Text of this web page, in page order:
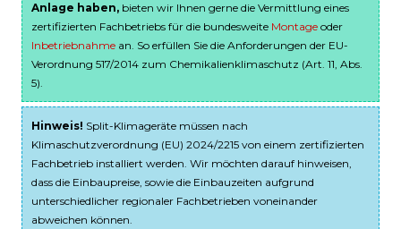
Anlage haben, bieten wir Ihnen gerne die Vermittlung eines
zertifizierten Fachbetriebs für die bundesweite Montage oder
Inbetriebnahme an. So erfüllen Sie die Anforderungen der EU-
Verordnung 517/2014 zum Chemikalienklimaschutz (Art. 11, Abs.
5).
Hinweis! Split-Klimageräte müssen nach
Klimaschutzverordnung (EU) 2024/2215 von einem zertifizierten
Fachbetrieb installiert werden. Wir möchten darauf hinweisen,
dass die Einbaupreise, sowie die Einbauzeiten aufgrund
unterschiedlicher regionaler Fachbetrieben voneinander
abweichen können.